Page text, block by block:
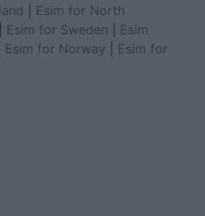
Esim for North
Esim for Sweden
Esim
Esim for Norway
Esim for